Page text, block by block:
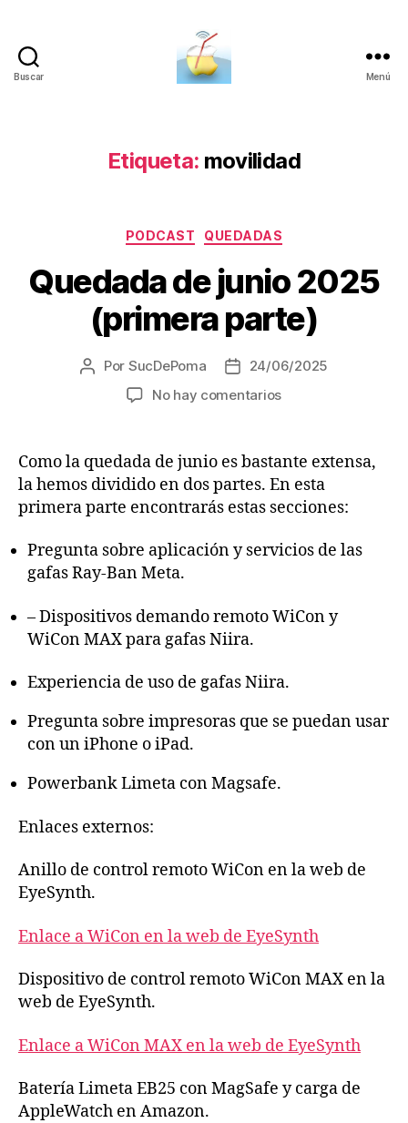
Buscar Menú
Etiqueta: movilidad
Categorías
PODCAST QUEDADAS
Quedada de junio 2025
(primera parte)
Autor
Por SucDePoma
Fecha24/06/2025
No hay comentariosen
junio
(primera
parte)
Como la quedada de junio es bastante extensa,
la hemos dividido en dos partes. En esta
primera parte encontrarás estas secciones:
Pregunta sobre aplicación y servicios de las
gafas Ray-Ban Meta.
– Dispositivos demando remoto WiCon y
WiCon MAX para gafas Niira.
Experiencia de uso de gafas Niira.
Pregunta sobre impresoras que se puedan usar
con un iPhone o iPad.
Powerbank Limeta con Magsafe.
Enlaces externos:
Anillo de control remoto WiCon en la web de
EyeSynth.
Enlace a WiCon en la web de EyeSynth
Dispositivo de control remoto WiCon MAX en la
web de EyeSynth.
Enlace a WiCon MAX en la web de EyeSynth
Batería Limeta EB25 con MagSafe y carga de
AppleWatch en Amazon.